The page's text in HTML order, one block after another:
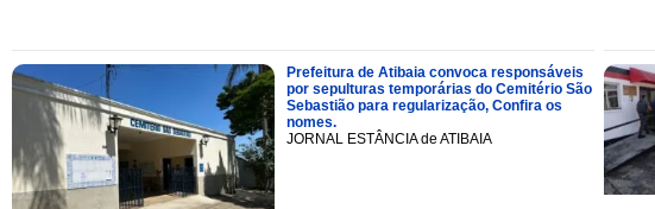
Prefeitura de Atibaia convoca responsáveis
por sepulturas temporárias do Cemitério São
Sebastião para regularização, Confira os
nomes.
JORNAL ESTÂNCIA de ATIBAIA